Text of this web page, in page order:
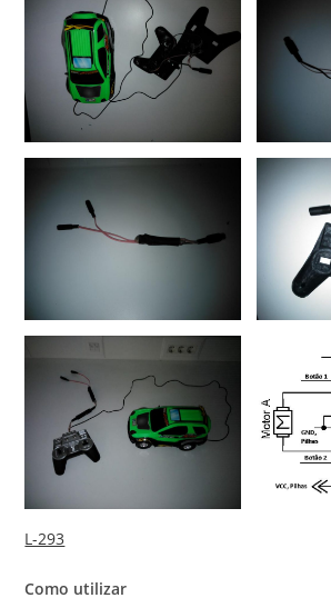
L-293
Como utilizar